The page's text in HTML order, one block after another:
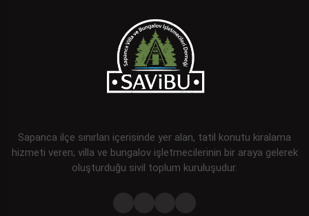
Sapanca ilçe sınırları içerisinde yer alan, tatil konutu kiralama
hizmeti veren; villa ve bungalov işletmecilerinin bir araya gelerek
oluşturduğu sivil toplum kuruluşudur.